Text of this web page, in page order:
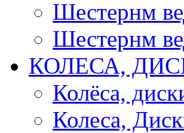
Шестернм
Шестернм
КОЛЕСА,
Колёса,
Колеса,